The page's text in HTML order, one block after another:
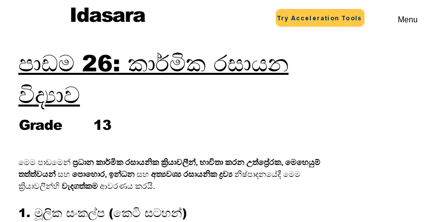
Idasara Try Acceleration Tools Menu
පාඩම 26: කාර්මික රසායන
විද්‍යාව
Grade 13
මෙම පාඩමෙන් ප්‍රධාන කාර්මික රසායනික ක්‍රියාවලීන්, භාවිතා කරන උත්ප්‍රේරක, මෙහෙයුම්
තත්ත්වයන් සහ පොහොර, ඉන්ධන සහ අත්‍යවශ්‍ය රසායනික ද්‍රව්‍ය නිෂ්පාදනයේදී මෙම
ක්‍රියාවලීන්හි වැදගත්කම ආවරණය කරයි.
1. මූලික සංකල්ප (කෙටි සටහන්)